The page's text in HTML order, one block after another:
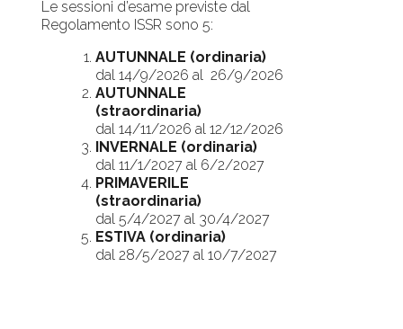
Le sessioni d’esame previste dal
Regolamento ISSR sono 5:
AUTUNNALE (ordinaria)
dal 14/9/2026 al 26/9/2026
AUTUNNALE
(straordinaria)
dal 14/11/2026 al 12/12/2026
INVERNALE (ordinaria)
dal 11/1/2027 al 6/2/2027
PRIMAVERILE
(straordinaria)
dal 5/4/2027 al 30/4/2027
ESTIVA (ordinaria)
dal 28/5/2027 al 10/7/2027